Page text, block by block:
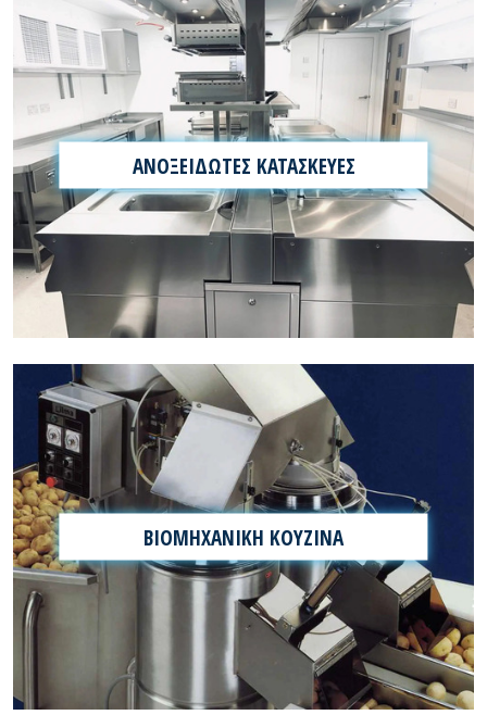
ΑΝΟΞΕΙΔΩΤΕΣ ΚΑΤΑΣΚΕΥΕΣ
ΒΙΟΜΗΧΑΝΙΚΗ ΚΟΥΖΙΝΑ